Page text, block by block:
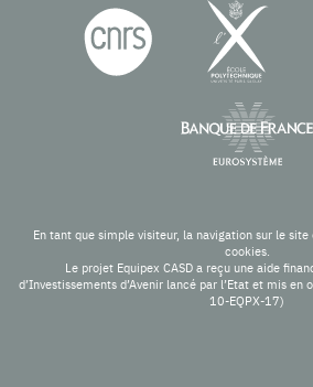
En tant que simple visiteur, la navigation sur le site
cookies.
Le projet Equipex CASD a reçu une aide
d’Investissements d’Avenir lancé par l’Etat et mis en
10-EQPX-17)